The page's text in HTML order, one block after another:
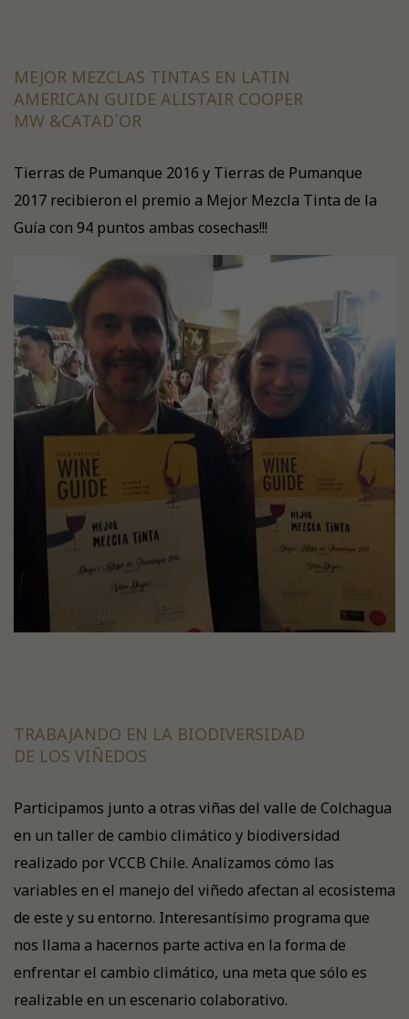
MEJOR MEZCLAS TINTAS EN LATIN
AMERICAN GUIDE ALISTAIR COOPER
MW &CATAD´OR
Tierras de Pumanque 2016 y Tierras de Pumanque
2017 recibieron el premio a Mejor Mezcla Tinta de la
Guía con 94 puntos ambas cosechas!!!
TRABAJANDO EN LA BIODIVERSIDAD
DE LOS VIÑEDOS
Participamos junto a otras viñas del valle de Colchagua
en un taller de cambio climático y biodiversidad
realizado por VCCB Chile. Analizamos cómo las
variables en el manejo del viñedo afectan al ecosistema
de este y su entorno. Interesantísimo programa que
nos llama a hacernos parte activa en la forma de
enfrentar el cambio climático, una meta que sólo es
realizable en un escenario colaborativo.